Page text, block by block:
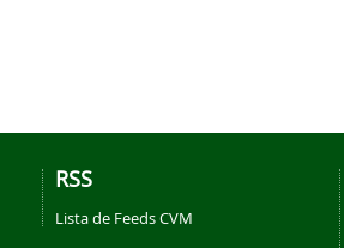
RSS
Lista de Feeds CVM